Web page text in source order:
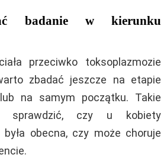
badanie w kierunku
przeciwko toksoplazmozie
zbadać jeszcze na etapie
na samym początku. Takie
sprawdzić, czy u kobiety
obecna, czy może choruje